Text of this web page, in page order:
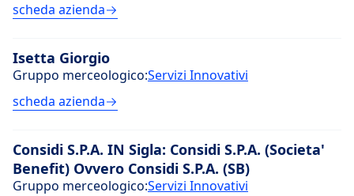
scheda azienda
Isetta Giorgio
Gruppo merceologico:Servizi Innovativi
scheda azienda
Considi S.P.A. IN Sigla: Considi S.P.A. (Societa'
Benefit) Ovvero Considi S.P.A. (SB)
Gruppo merceologico:Servizi Innovativi